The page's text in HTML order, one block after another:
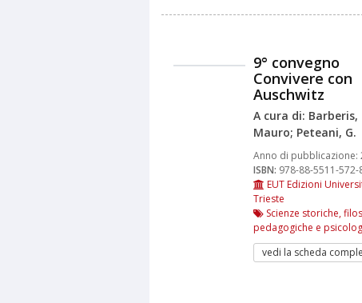
9° convegno
Convivere con
Auschwitz
A cura di: Barberis,
Mauro; Peteani, G.
Anno di pubblicazione:
ISBN: 978-88-5511-572-
EUT Edizioni
Trieste
Scienze storiche,
pedagogiche e
vedi la scheda